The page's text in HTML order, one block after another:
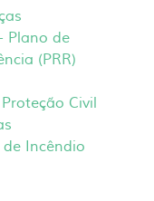
Plano de
(PRR)
Civil
Incêndio